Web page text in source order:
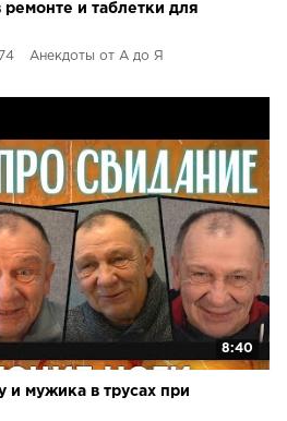
и таблетки для
Анекдоты от А до Я
8:40
и мужика в трусах при